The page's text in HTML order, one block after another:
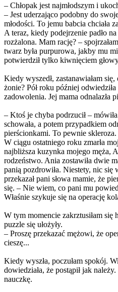
– Chłopak jest najmłodszym i
– Jest uderzająco podobny do
młodości. To jemu babcia chciała
A teraz, kiedy podejrzenie padło
rozżalona. Mam rację? –
twarz była purpurowa, jakby mu
potwierdził tylko kiwnięciem
Kiedy wyszedł, zastanawiałam
żonie? Pół roku później
zadowolenia. Jej mama odnalazła
– Ktoś je chyba podrzucił –
schowała, a potem przypadkiem
pierścionkami. To pewnie
W ciągu ostatniego roku zmarła
najbliższa kuzynka mojego męża,
rodzeństwo. Ania zostawiła dwie
panią pozdrowiła. Niestety, nic się
przekazał pani słowa mamie, że
się. – Nie wiem, co pani mu
Właśnie szykuje się na operację
W tym momencie zakrztusiłam się
puzzle się ułożyły.
– Proszę przekazać mężowi, że
cieszę...
Kiedy wyszła, poczułam spokój.
dowiedziała, że postąpił jak
nauczkę.